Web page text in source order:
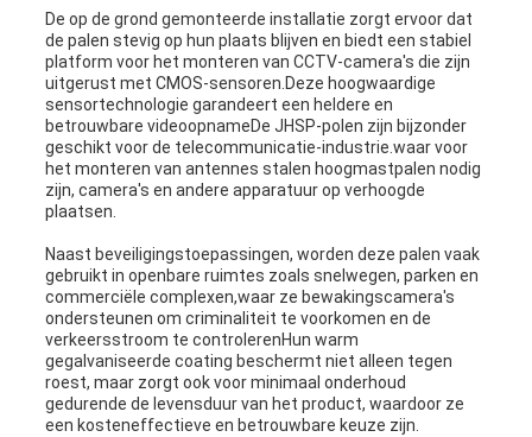
De op de grond gemonteerde installatie zorgt ervoor dat
de palen stevig op hun plaats blijven en biedt een stabiel
platform voor het monteren van CCTV-camera's die zijn
uitgerust met CMOS-sensoren.Deze hoogwaardige
sensortechnologie garandeert een heldere en
betrouwbare videoopnameDe JHSP-polen zijn bijzonder
geschikt voor de telecommunicatie-industrie.waar voor
het monteren van antennes stalen hoogmastpalen nodig
zijn, camera's en andere apparatuur op verhoogde
plaatsen.
Naast beveiligingstoepassingen, worden deze palen vaak
gebruikt in openbare ruimtes zoals snelwegen, parken en
commerciële complexen,waar ze bewakingscamera's
ondersteunen om criminaliteit te voorkomen en de
verkeersstroom te controlerenHun warm
gegalvaniseerde coating beschermt niet alleen tegen
roest, maar zorgt ook voor minimaal onderhoud
gedurende de levensduur van het product, waardoor ze
een kosteneffectieve en betrouwbare keuze zijn.